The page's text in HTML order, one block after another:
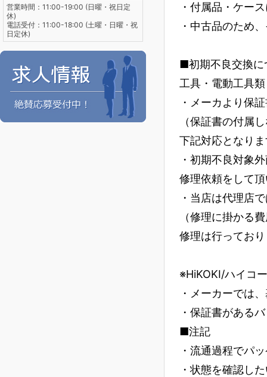
・付属品・ケー
・中古品のため
■初期不良交換に
工具・電動工具
・メーカより保
（保証書の付属
下記対応となり
・初期不良対象
修理依頼をして
・当店は代理店
（修理に掛かる
修理は行ってお
※HiKOKI/ハイコ
・メーカーでは
・保証書がある
■注記
・流通過程でパ
・状態を確認し
営業時間：11:00-19:00 (日曜・祝日定
休)
電話受付：11:00-18:00 (土曜・日曜・祝
日定休)